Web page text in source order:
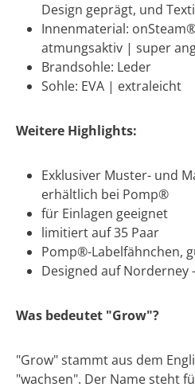
Design geprägt, und
Innenmaterial:
atmungsaktiv | super
Brandsohle: Leder
Sohle: EVA | extraleicht
Weitere Highlights:
Exklusiver Muster- und
erhältlich bei Pomp®
für Einlagen geeignet
limitiert auf 35 Paar
Pomp®-Labelfähnchen,
Designed auf Norderney
Was bedeutet "Grow"?
"Grow" stammt aus dem
"wachsen". Der Name steht